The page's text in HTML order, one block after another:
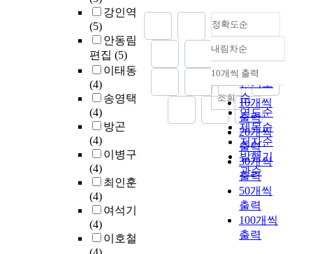
강인역
(5)
안동림
편집 (5)
이태동
(4)
송영택
(4)
방곤
(4)
이병구
(4)
최인훈
(4)
여석기
(4)
이호철
정확도순
정확도
순
인기도
순
연도순
제목순
저자순
발행기
관순
내림차순
내림차순
10개씩 출력
10개씩
출력
20개씩
출력
30개씩
출력
50개씩
출력
100개씩
출력
조회